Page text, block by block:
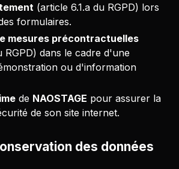
(article 6.1.a du RGPD) lors
formulaires.
mesures précontractuelles
RGPD) dans le cadre d'une
ou d'information
de NAOSTAGE pour assurer la
de son site internet.
des données